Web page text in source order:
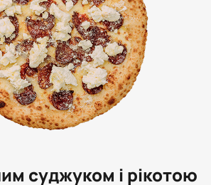
суджуком і рікотою